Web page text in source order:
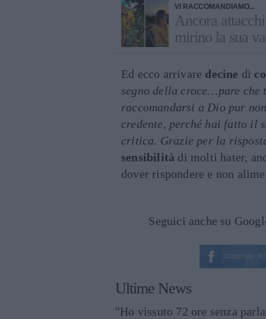
VI RACCOMANDIAMO...
Ancora
mirino la sua
Ed ecco arrivare decine di
segno della croce…pare che
raccomandarsi a Dio pur
credente, perché hai fatto il
critica. Grazie per la
sensibilità di molti hater,
dover rispondere e non
Seguici anche su
CONDIVIDI SU
Ultime News
"Ho vissuto 72 ore senza